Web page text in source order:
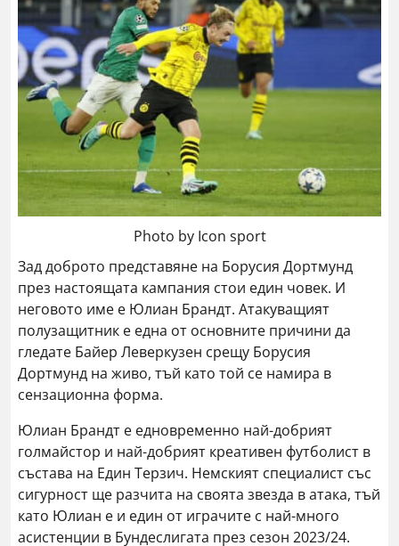
Photo by Icon sport
Зад доброто представяне на Борусия Дортмунд
през настоящата кампания стои един човек. И
неговото име е Юлиан Брандт. Атакуващият
полузащитник е една от основните причини да
гледате Байер Леверкузен срещу Борусия
Дортмунд на живо, тъй като той се намира в
сензационна форма.
Юлиан Брандт е едновременно най-добрият
голмайстор и най-добрият креативен футболист в
състава на Един Терзич. Немският специалист със
сигурност ще разчита на своята звезда в атака, тъй
като Юлиан е и един от играчите с най-много
асистенции в Бундеслигата през сезон 2023/24.